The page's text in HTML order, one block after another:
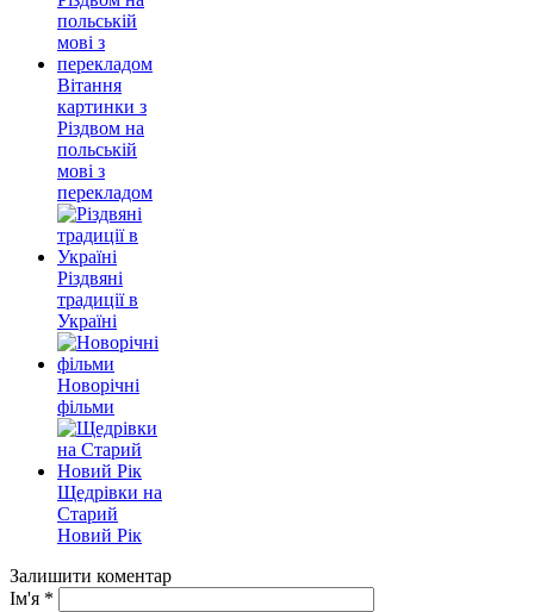
Вітання
картинки з
Різдвом на
польській
мові з
перекладом
Різдвяні
традиції в
Україні
Новорічні
фільми
Щедрівки на
Старий
Новий Рік
Залишити коментар
Ім'я *